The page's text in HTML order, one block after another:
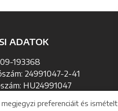
ADATOK
193368
24991047-2-41
HU24991047
preferenciáit és ismételt